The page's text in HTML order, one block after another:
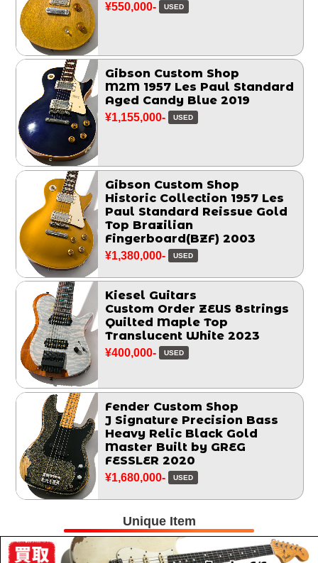
¥550,000- USED
Gibson Custom Shop
M2M 1957 Les Paul Standard
Aged Candy Blue 2019
¥1,155,000- USED
Gibson Custom Shop
Historic Collection 1957 Les
Paul Standard Reissue Gold
Top Brazilian
Fingerboard(BZF) 2003
¥1,380,000- USED
Kiesel Guitars
Custom Order ZEUS 8strings
Quilted Maple Top
Translucent White 2023
¥400,000- USED
Fender Custom Shop
J Signature Precision Bass
Heavy Relic Black Gold
Master Built by GREG
FESSLER 2020
¥1,680,000- USED
Unique Item